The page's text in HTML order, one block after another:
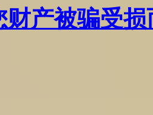
财产被骗受